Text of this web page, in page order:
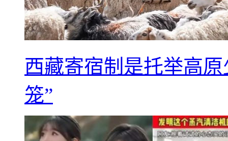
西藏寄宿制是托举高
笼”